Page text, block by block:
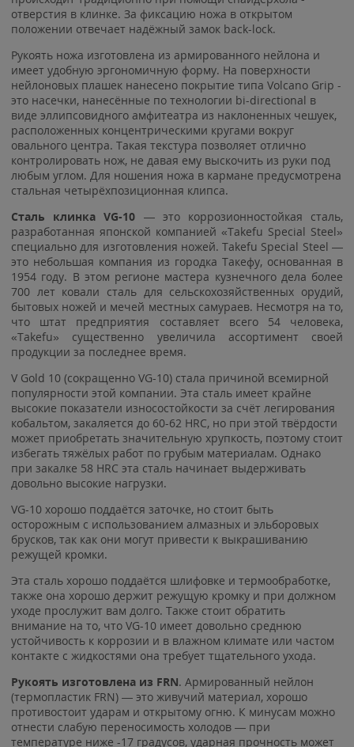
отверстия в клинке. За фиксацию ножа в открытом
положении отвечает надёжный замок back-lock.
Рукоять ножа изготовлена из армированного нейлона и
имеет удобную эргономичную форму. На поверхности
нейлоновых плашек нанесено покрытие типа Volcano Grip -
это насечки, нанесённые по технологии bi-directional в
виде эллипсовидного амфитеатра из наклоненных чешуек,
расположенных концентрическими кругами вокруг
овального центра. Такая текстура позволяет отлично
контролировать нож, не давая ему выскочить из руки под
любым углом. Для ношения ножа в кармане предусмотрена
стальная четырёхпозиционная клипса.
Сталь клинка VG-10 — это коррозионностойкая сталь,
разработанная японской компанией «Takefu Special Steel»
специально для изготовления ножей. Takefu Special Steel —
это небольшая компания из городка Такефу, основанная в
1954 году. В этом регионе мастера кузнечного дела более
700 лет ковали сталь для сельскохозяйственных орудий,
бытовых ножей и мечей местных самураев. Несмотря на то,
что штат предприятия составляет всего 54 человека,
«Takefu» существенно увеличила ассортимент своей
продукции за последнее время.
V Gold 10 (сокращенно VG-10) стала причиной всемирной
популярности этой компании. Эта сталь имеет крайне
высокие показатели износостойкости за счёт легирования
кобальтом, закаляется до 60-62 HRC, но при этой твёрдости
может приобретать значительную хрупкость, поэтому стоит
избегать тяжёлых работ по грубым материалам. Однако
при закалке 58 HRC эта сталь начинает выдерживать
довольно высокие нагрузки.
VG-10 хорошо поддаётся заточке, но стоит быть
осторожным с использованием алмазных и эльборовых
брусков, так как они могут привести к выкрашиванию
режущей кромки.
Эта сталь хорошо поддаётся шлифовке и термообработке,
также она хорошо держит режущую кромку и при должном
уходе прослужит вам долго. Также стоит обратить
внимание на то, что VG-10 имеет довольно среднюю
устойчивость к коррозии и в влажном климате или частом
контакте с жидкостями она требует тщательного ухода.
Рукоять изготовлена из FRN. Армированный нейлон
(термопластик FRN) — это живучий материал, хорошо
противостоит ударам и открытому огню. К минусам можно
отнести слабую переносимость холодов — при
температуре ниже -17 градусов, ударная прочность может